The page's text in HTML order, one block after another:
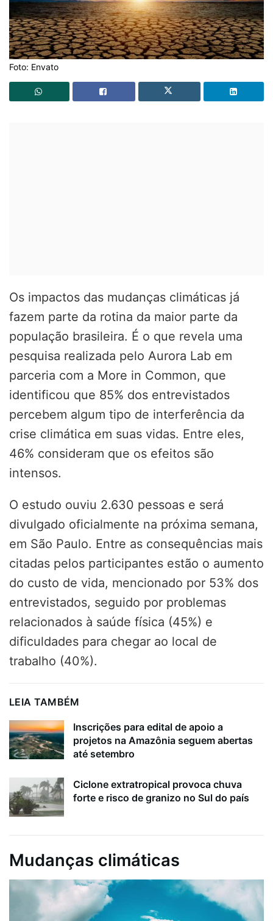
Foto: Envato
Os impactos das mudanças climáticas já
fazem parte da rotina da maior parte da
população brasileira. É o que revela uma
pesquisa realizada pelo Aurora Lab em
parceria com a More in Common, que
identificou que 85% dos entrevistados
percebem algum tipo de interferência da
crise climática em suas vidas. Entre eles,
46% consideram que os efeitos são
intensos.
O estudo ouviu 2.630 pessoas e será
divulgado oficialmente na próxima semana,
em São Paulo. Entre as consequências mais
citadas pelos participantes estão o aumento
do custo de vida, mencionado por 53% dos
entrevistados, seguido por problemas
relacionados à saúde física (45%) e
dificuldades para chegar ao local de
trabalho (40%).
LEIA TAMBÉM
Inscrições para edital de apoio a
projetos na Amazônia seguem abertas
até setembro
Ciclone extratropical provoca chuva
forte e risco de granizo no Sul do país
Mudanças climáticas